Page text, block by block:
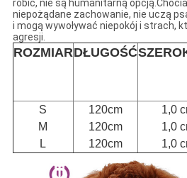
robić, nie są humanitarną
niepożądane zachowanie, nie uczą
i mogą wywoływać niepokój i strach,
agresji.
ROZMIARDŁUGOŚĆ
S
M
L
120cm
120cm
120cm
1,0
1,0
1,0